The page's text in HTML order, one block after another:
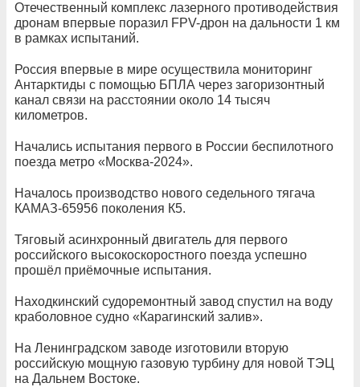
Отечественный комплекс лазерного противодействия
дронам впервые поразил FPV-дрон на дальности 1 км
в рамках испытаний.
Россия впервые в мире осуществила мониторинг
Антарктиды с помощью БПЛА через загоризонтный
канал связи на расстоянии около 14 тысяч
километров.
Начались испытания первого в России беспилотного
поезда метро «Москва-2024».
Началось производство нового седельного тягача
КАМАЗ-65956 поколения К5.
Тяговый асинхронный двигатель для первого
российского высокоскоростного поезда успешно
прошёл приёмочные испытания.
Находкинский судоремонтный завод спустил на воду
краболовное судно «Карагинский залив».
На Ленинградском заводе изготовили вторую
российскую мощную газовую турбину для новой ТЭЦ
на Дальнем Востоке.